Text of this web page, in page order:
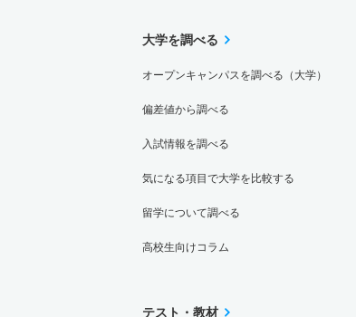
大学を調べる
オープンキャンパスを調べる（大学）
偏差値から調べる
入試情報を調べる
気になる項目で大学を比較する
留学について調べる
高校生向けコラム
テスト・教材